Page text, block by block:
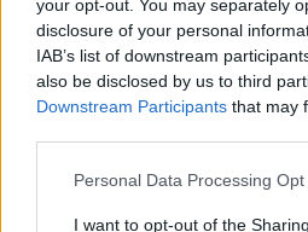
your opt-out. You may separately
disclosure of your personal
IAB’s list of downstream
also be disclosed by us to third
Downstream Participants that may
Please note that this website/app
not limited to your visit or usage
Personal Data Processing
I want to opt-out of the
Fazekas Adrián
JÉGER további üzemeltetését
Ahogy korábban már írtunk róla,
alkalmazkodik a gazdálkodók